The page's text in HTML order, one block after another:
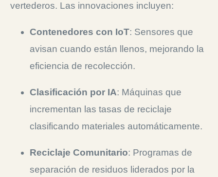
vertederos. Las innovaciones incluyen:
Contenedores con IoT: Sensores que
avisan cuando están llenos, mejorando la
eficiencia de recolección.
Clasificación por IA: Máquinas que
incrementan las tasas de reciclaje
clasificando materiales automáticamente.
Reciclaje Comunitario: Programas de
separación de residuos liderados por la